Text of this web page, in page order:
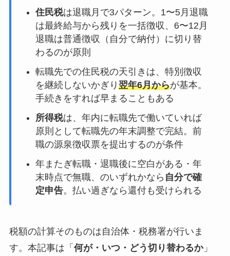
住民税は退職月で3パターン。1〜5月退職
は最終給与から残りを一括徴収、6〜12月
退職は普通徴収（自分で納付）に切り替
わるのが原則
転職先での住民税の天引きは、特別徴収
を継続しないかぎり 翌年6月からが基本。
手続きをすれば早まることもある
所得税は、年内に転職先で働いていれば
原則として転職先の年末調整で完結。前
職の源泉徴収票を提出するのが条件
年またぎ転職・退職後に空白がある・年
末時点で無職、のいずれかなら 自分で確
定申告。払い過ぎなら還付も受けられる
税額の計算そのものは自治体・税務署が行いま
す。本記事は「 何が・いつ・どう切り替わるか」